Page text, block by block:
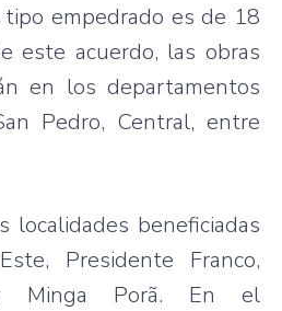
empedrado es de 18
este acuerdo, las obras
en los departamentos
Pedro, Central, entre
localidades beneficiadas
Presidente Franco,
Minga Porã. En el